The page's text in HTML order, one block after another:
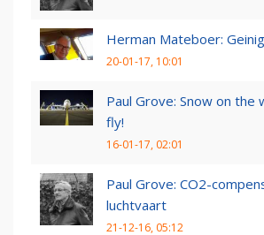
Herman Mateboer: Geinig
20-01-17, 10:01
Paul Grove: Snow on the
fly!
16-01-17, 02:01
Paul Grove: CO2-
luchtvaart
21-12-16, 05:12